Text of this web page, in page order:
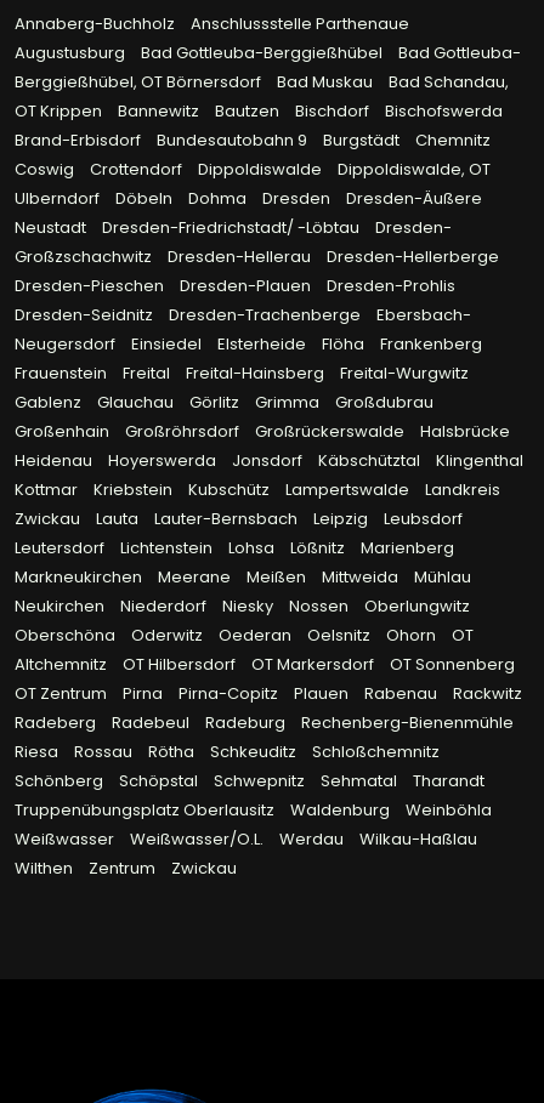
Annaberg-Buchholz
Anschlussstelle Parthenaue
Augustusburg
Bad Gottleuba-Berggießhübel
Bad Gottleuba-
Berggießhübel, OT Börnersdorf
Bad Muskau
Bad Schandau,
OT Krippen
Bannewitz Bautzen Bischdorf
Bischofswerda
Brand-Erbisdorf
Bundesautobahn 9 Burgstädt
Chemnitz
Coswig
Crottendorf Dippoldiswalde
Dippoldiswalde, OT
Ulberndorf
Döbeln Dohma Dresden
Dresden-Äußere
Neustadt
Dresden-Friedrichstadt/ -Löbtau
Dresden-
Großzschachwitz
Dresden-Hellerau
Dresden-Hellerberge
Dresden-Pieschen
Dresden-Plauen
Dresden-Prohlis
Dresden-Seidnitz
Dresden-Trachenberge
Ebersbach-
Neugersdorf
Einsiedel Elsterheide Flöha
Frankenberg
Frauenstein
Freital Freital-Hainsberg
Freital-Wurgwitz
Gablenz
Glauchau Görlitz Grimma
Großdubrau
Großenhain
Großröhrsdorf Großrückerswalde
Halsbrücke
Heidenau
Hoyerswerda Jonsdorf Käbschütztal
Klingenthal
Kottmar
Kriebstein Kubschütz Lampertswalde
Landkreis
Zwickau
Lauta Lauter-Bernsbach Leipzig
Leubsdorf
Leutersdorf
Lichtenstein Lohsa Lößnitz
Marienberg
Markneukirchen
Meerane Meißen Mittweida
Mühlau
Neukirchen
Niederdorf Niesky Nossen
Oberlungwitz
Oberschöna
Oderwitz Oederan Oelsnitz Ohorn
OT
Altchemnitz
OT Hilbersdorf OT Markersdorf
OT Sonnenberg
OT Zentrum
Pirna Pirna-Copitz Plauen Rabenau
Rackwitz
Radeberg
Radebeul Radeburg
Rechenberg-Bienenmühle
Riesa
Rossau Rötha Schkeuditz
Schloßchemnitz
Schönberg
Schöpstal Schwepnitz Sehmatal
Tharandt
Truppenübungsplatz Oberlausitz
Waldenburg
Weinböhla
Weißwasser
Weißwasser/O.L. Werdau
Wilkau-Haßlau
Wilthen
Zentrum Zwickau